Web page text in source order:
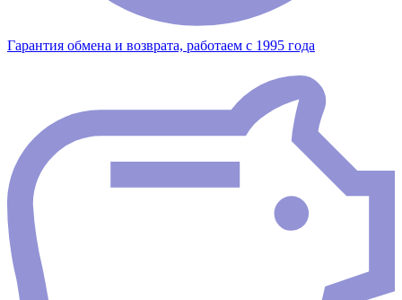
Гарантия обмена и возврата, работаем с 1995 года